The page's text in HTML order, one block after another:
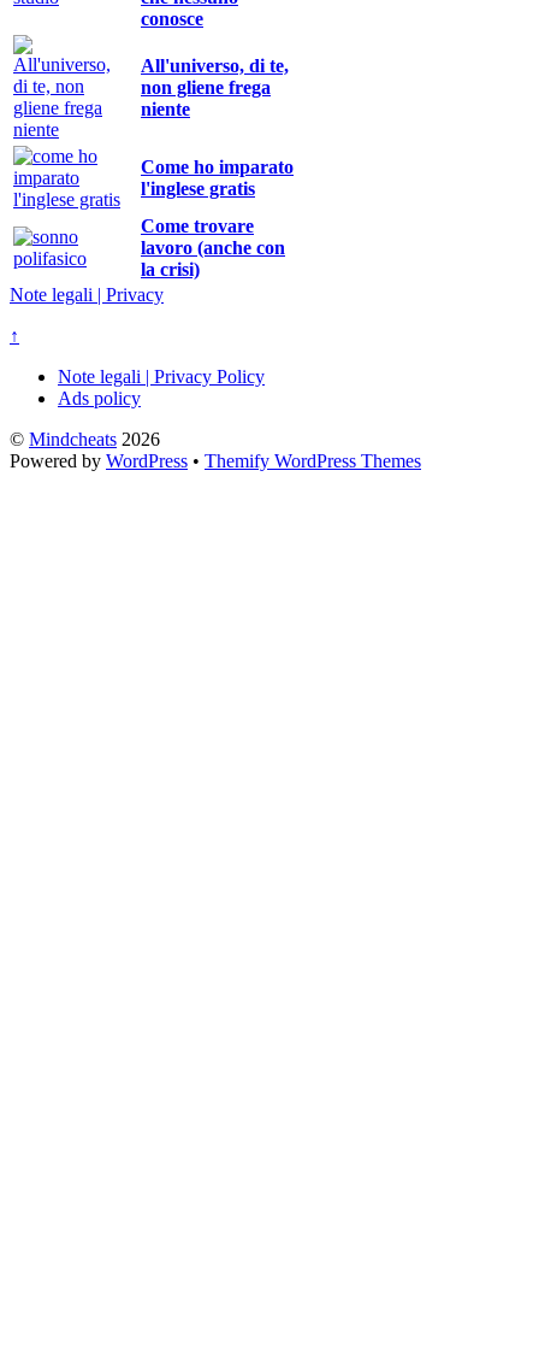
conosce
All'universo, di te,
non gliene frega
niente
Come ho imparato
l'inglese gratis
Come trovare
lavoro (anche con
la crisi)
Note legali | Privacy
↑
Note legali | Privacy Policy
Ads policy
© Mindcheats 2026
Powered by WordPress • Themify WordPress Themes